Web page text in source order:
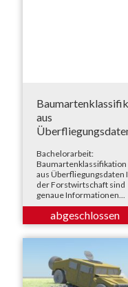
aus
Bachelorarbeit:
Baumartenklassifikation
aus Überfliegungsdaten
der Forstwirtschaft sind
genaue Informationen...